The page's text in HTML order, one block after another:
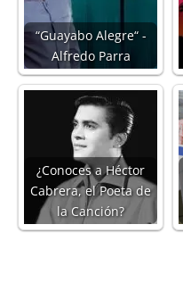
“Guayabo Alegre“ -
Alfredo Parra
¿Conoces a Héctor
Cabrera, el Poeta de
la Canción?